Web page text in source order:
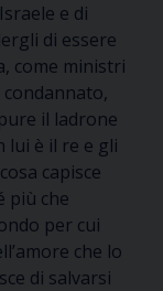
e di
di essere
come ministri
condannato,
il ladrone
lui è il re e gli
capisce
più che
per cui
che lo
di salvarsi